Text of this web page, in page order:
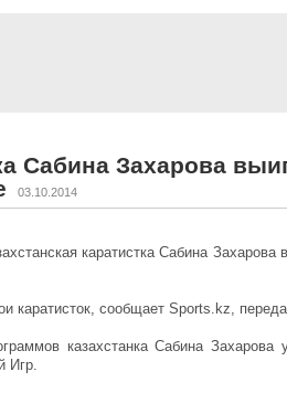
Сабина Захарова
03.10.2014
каратистка Сабина Захарова
каратисток, сообщает Sports.kz,
казахстанка Сабина
Игр.